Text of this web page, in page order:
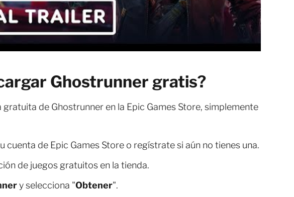
Ghostrunner gratis?
de Ghostrunner en la Epic Games Store, simplemente
cuenta de Epic Games Store o regístrate si aún no tienes una.
de juegos gratuitos en la tienda.
y selecciona "Obtener".